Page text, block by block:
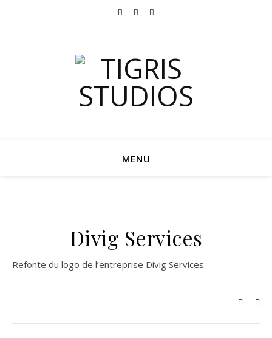
MENU
Divig Services
Refonte du logo de l’entreprise Divig Services